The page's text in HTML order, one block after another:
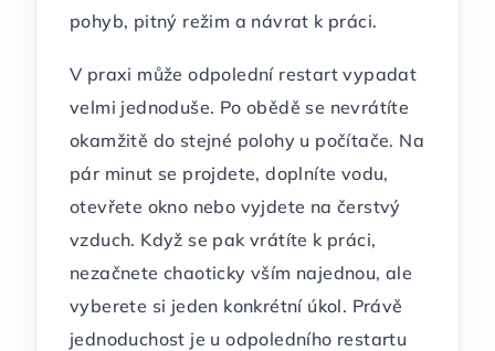
pohyb, pitný režim a návrat k práci.
V praxi může odpolední restart vypadat
velmi jednoduše. Po obědě se nevrátíte
okamžitě do stejné polohy u počítače. Na
pár minut se projdete, doplníte vodu,
otevřete okno nebo vyjdete na čerstvý
vzduch. Když se pak vrátíte k práci,
nezačnete chaoticky vším najednou, ale
vyberete si jeden konkrétní úkol. Právě
jednoduchost je u odpoledního restartu